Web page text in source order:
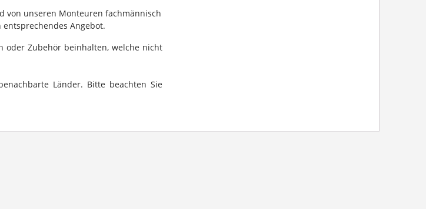
von unseren Monteuren fachmännisch
Angebot.
oder Zubehör beinhalten, welche nicht
Länder. Bitte beachten Sie